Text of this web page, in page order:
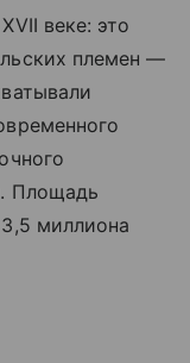
веке: это
племен —
Площадь
миллиона